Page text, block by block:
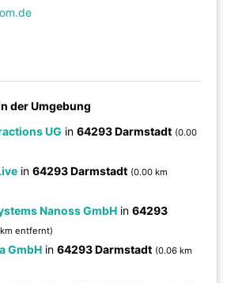
der Umgebung
UG in64293 Darmstadt (0.00
in64293 Darmstadt (0.00 km
Nanoss GmbH in64293
entfernt)
GmbH in64293 Darmstadt (0.06 km